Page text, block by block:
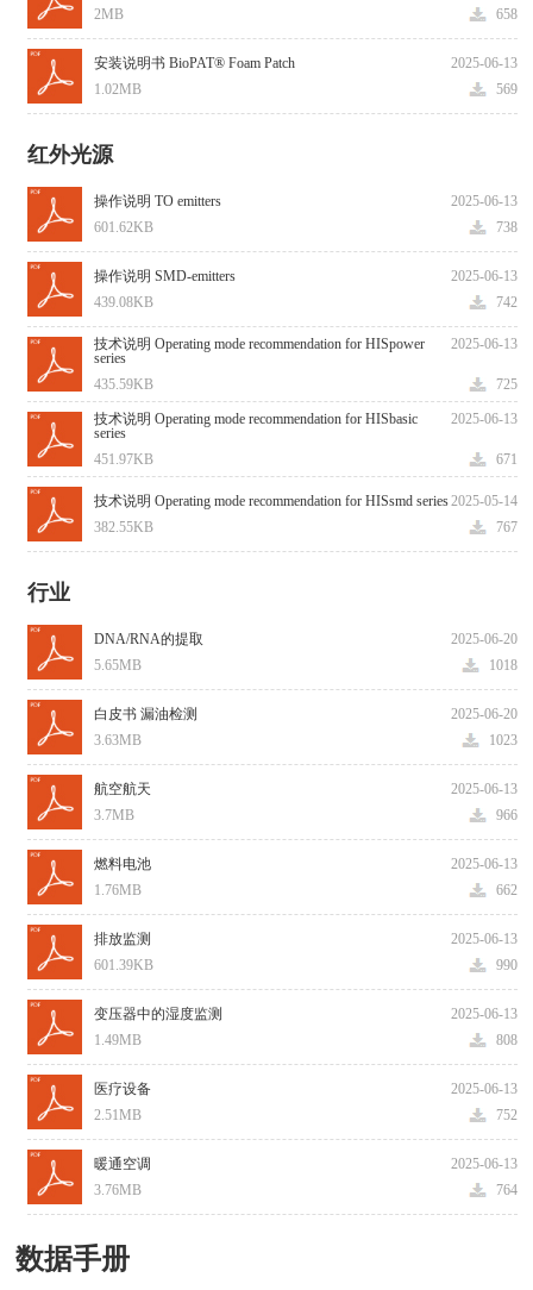
658
2MB
2025-06-13
安装说明书 BioPAT® Foam Patch
569
1.02MB
红外光源
2025-06-13
操作说明 TO emitters
738
601.62KB
2025-06-13
操作说明 SMD-emitters
742
439.08KB
2025-06-13
技术说明 Operating mode recommendation for HISpower
series
725
435.59KB
2025-06-13
技术说明 Operating mode recommendation for HISbasic
series
671
451.97KB
2025-05-14
技术说明 Operating mode recommendation for HISsmd series
767
382.55KB
行业
2025-06-20
DNA/RNA的提取
1018
5.65MB
2025-06-20
白皮书 漏油检测
1023
3.63MB
2025-06-13
航空航天
966
3.7MB
2025-06-13
燃料电池
662
1.76MB
2025-06-13
排放监测
990
601.39KB
2025-06-13
变压器中的湿度监测
808
1.49MB
2025-06-13
医疗设备
752
2.51MB
2025-06-13
暖通空调
764
3.76MB
数据手册